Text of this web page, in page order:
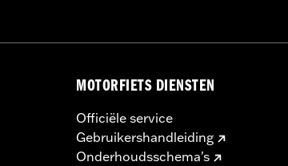
www.h-d.com/warrantyfor full details
MOTORFIETS DIENSTEN
Officiële service
Gebruikershandleiding
Onderhoudsschema's